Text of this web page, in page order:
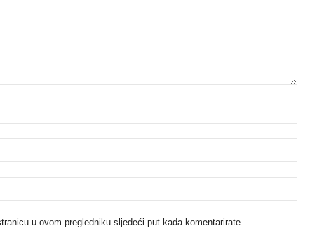
u ovom pregledniku sljedeći put kada komentarirate.